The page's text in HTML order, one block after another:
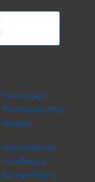
Краснодаре
Ростове-на-Дону
Нижнем
Новосибирске
Челябинске
Екатеринбурге